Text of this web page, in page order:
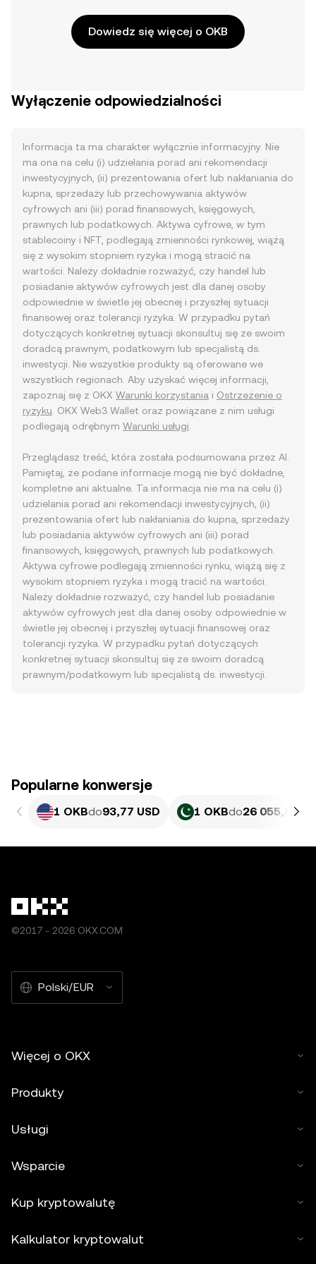
Dowiedz się więcej o OKB
Wyłączenie odpowiedzialności
Informacja ta ma charakter wyłącznie informacyjny. Nie
ma ona na celu (i) udzielania porad ani rekomendacji
inwestycyjnych, (ii) prezentowania ofert lub nakłaniania do
kupna, sprzedaży lub przechowywania aktywów
cyfrowych ani (iii) porad finansowych, księgowych,
prawnych lub podatkowych. Aktywa cyfrowe, w tym
stablecoiny i NFT, podlegają zmienności rynkowej, wiążą
się z wysokim stopniem ryzyka i mogą stracić na
wartości. Należy dokładnie rozważyć, czy handel lub
posiadanie aktywów cyfrowych jest dla danej osoby
odpowiednie w świetle jej obecnej i przyszłej sytuacji
finansowej oraz tolerancji ryzyka. W przypadku pytań
dotyczących konkretnej sytuacji skonsultuj się ze swoim
doradcą prawnym, podatkowym lub specjalistą ds.
inwestycji. Nie wszystkie produkty są oferowane we
wszystkich regionach. Aby uzyskać więcej informacji,
zapoznaj się z OKX Warunki korzystania i Ostrzeżenie o
ryzyku . OKX Web3 Wallet oraz powiązane z nim usługi
podlegają odrębnym Warunki usługi
Przeglądasz treść, która została podsumowana przez AI.
Pamiętaj, że podane informacje mogą nie być dokładne,
kompletne ani aktualne. Ta informacja nie ma na celu (i)
udzielania porad ani rekomendacji inwestycyjnych, (ii)
prezentowania ofert lub nakłaniania do kupna, sprzedaży
lub posiadania aktywów cyfrowych ani (iii) porad
finansowych, księgowych, prawnych lub podatkowych.
Aktywa cyfrowe podlegają zmienności rynku, wiążą się z
wysokim stopniem ryzyka i mogą tracić na wartości.
Należy dokładnie rozważyć, czy handel lub posiadanie
aktywów cyfrowych jest dla danej osoby odpowiednie w
świetle jej obecnej i przyszłej sytuacji finansowej oraz
tolerancji ryzyka. W przypadku pytań dotyczących
konkretnej sytuacji skonsultuj się ze swoim doradcą
prawnym/podatkowym lub specjalistą ds. inwestycji.
Popularne konwersje
1 OKBdo93,77 USD 1 OKBdo26 055,83
©2017 - 2026 OKX.COM
Polski/EUR
Więcej o OKX
Produkty
Usługi
Wsparcie
Kup kryptowalutę
Kalkulator kryptowalut